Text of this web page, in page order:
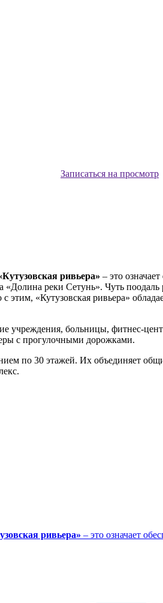
Записаться на просмотр
ривьера» – это
реки Сетунь». Чуть
этим, «Кутузовская ривьера»
учреждения, больницы, фитнес-
с прогулочными дорожками.
по 30 этажей. Их объединяет
ривьера» – это означает